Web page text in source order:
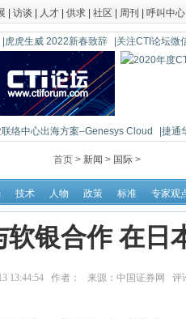
访谈 人才 供求 社区 周刊 呼叫中心
|虎虎生威 2022新春致辞 |关注CTI论坛微
联络中心出海方案–Genesys Cloud
|捷通
首页 > 新闻 > 国际 >
技术 人物 政策 标准 专家观
软银合作 在日
13:44:54 作者： 来源：中国证券网 评